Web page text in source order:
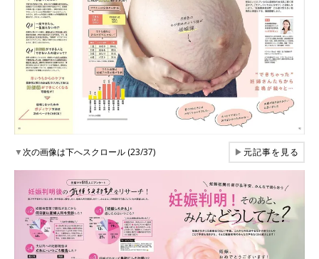
▼次の画像は下へスクロール (23/37) ▶元記事を見る